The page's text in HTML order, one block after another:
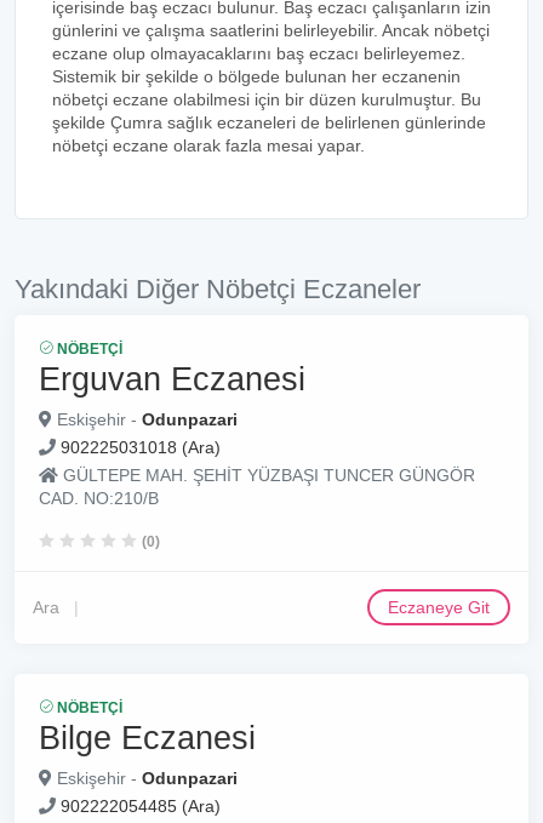
içerisinde baş eczacı bulunur. Baş eczacı çalışanların izin
günlerini ve çalışma saatlerini belirleyebilir. Ancak nöbetçi
eczane olup olmayacaklarını baş eczacı belirleyemez.
Sistemik bir şekilde o bölgede bulunan her eczanenin
nöbetçi eczane olabilmesi için bir düzen kurulmuştur. Bu
şekilde Çumra sağlık eczaneleri de belirlenen günlerinde
nöbetçi eczane olarak fazla mesai yapar.
Yakındaki Diğer Nöbetçi Eczaneler
NÖBETÇI
Erguvan Eczanesi
Eskişehir - Odunpazari
902225031018 (Ara)
GÜLTEPE MAH. ŞEHİT YÜZBAŞI TUNCER GÜNGÖR
CAD. NO:210/B
(0)
Ara Eczaneye Git
NÖBETÇI
Bilge Eczanesi
Eskişehir - Odunpazari
902222054485 (Ara)